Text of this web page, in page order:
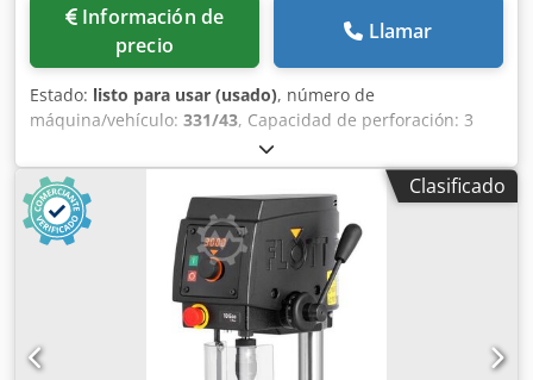
Información de
precio
Llamar
Estado: listo para usar (usado), número de
máquina/vehículo: 331/43, Capacidad de perforación: 3
mm Credpfx Ahefnbgqe Tjf Distancia entre el eje de la
broca y la columna: 100 mm Velocidades de husillo: 6300 y
9000 rpm Motor de transmisión: 380 V, 0,18 kW
Dimensiones: 470 x 250 x 520 mm Peso: 39 kg
Clasificado